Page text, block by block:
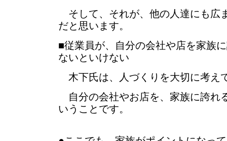
そして、それが、他の人達にも広
だと思います。
■従業員が、自分の会社や店を家族
ないといけない
木下氏は、人づくりを大切に考え
自分の会社やお店を、家族に誇れ
いうことです。